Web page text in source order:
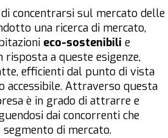
di concentrarsi sul mercato delle
una ricerca di mercato,
eco-sostenibili e
a queste esigenze,
efficienti dal punto di vista
accessibile. Attraverso questa
è in grado di attrarre e
dai concorrenti che
di mercato.